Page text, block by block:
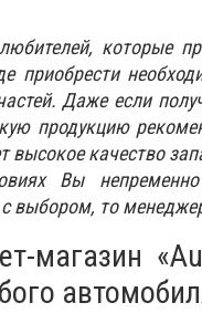
которые
приобрести
Даже если
продукцию
высокое качество
Вы
выбором, то
магазин